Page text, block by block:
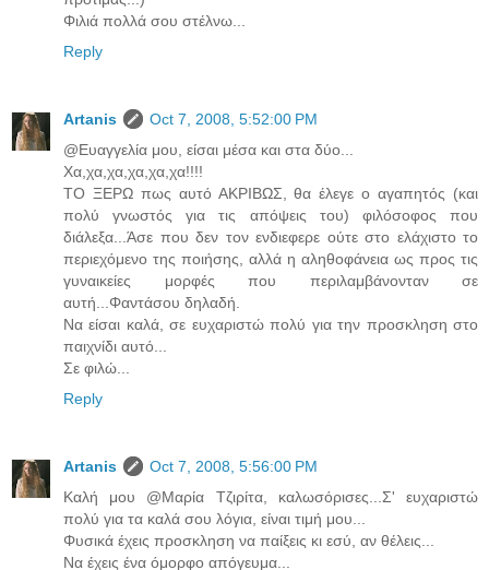
Φιλιά πολλά σου στέλνω...
Reply
Artanis
Oct 7, 2008, 5:52:00 PM
@Ευαγγελία μου, είσαι μέσα και στα δύο...
Χα,χα,χα,χα,χα,χα!!!!
ΤΟ ΞΕΡΩ πως αυτό ΑΚΡΙΒΩΣ, θα έλεγε ο αγαπητός (και
πολύ γνωστός για τις απόψεις του) φιλόσοφος που
διάλεξα...Άσε που δεν τον ενδιεφερε ούτε στο ελάχιστο το
περιεχόμενο της ποιήσης, αλλά η αληθοφάνεια ως προς τις
γυναικείες μορφές που περιλαμβάνονταν σε
αυτή...Φαντάσου δηλαδή.
Να είσαι καλά, σε ευχαριστώ πολύ για την προσκληση στο
παιχνίδι αυτό...
Σε φιλώ...
Reply
Artanis
Oct 7, 2008, 5:56:00 PM
Καλή μου @Μαρία Τζιρίτα, καλωσόρισες...Σ' ευχαριστώ
πολύ για τα καλά σου λόγια, είναι τιμή μου...
Φυσικά έχεις προσκληση να παίξεις κι εσύ, αν θέλεις...
Να έχεις ένα όμορφο απόγευμα...